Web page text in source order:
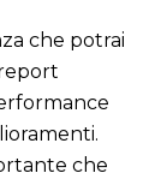
che potrai
che